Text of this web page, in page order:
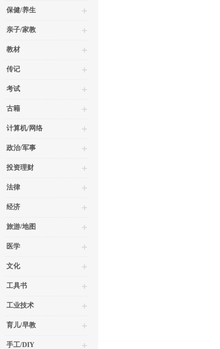
保健/养生
亲子/家教
教材
传记
考试
古籍
计算机/网络
政治/军事
投资理财
法律
经济
旅游/地图
医学
文化
工具书
工业技术
育儿/早教
手工/DIY